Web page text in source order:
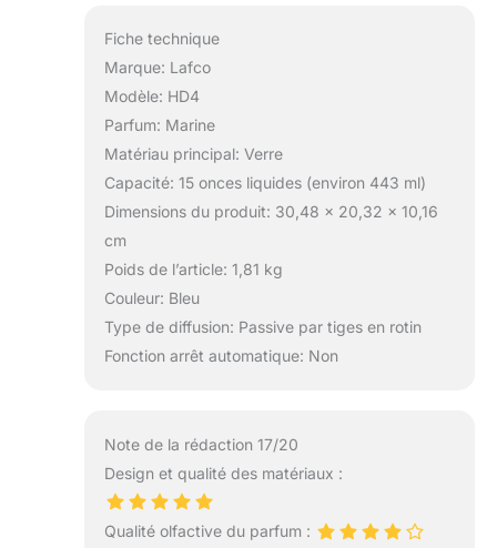
Fiche technique
Marque: Lafco
Modèle: HD4
Parfum: Marine
Matériau principal: Verre
Capacité: 15 onces liquides (environ 443 ml)
Dimensions du produit: 30,48 x 20,32 x 10,16
cm
Poids de l’article: 1,81 kg
Couleur: Bleu
Type de diffusion: Passive par tiges en rotin
Fonction arrêt automatique: Non
Note de la rédaction 17/20
Design et qualité des matériaux :
Qualité olfactive du parfum :